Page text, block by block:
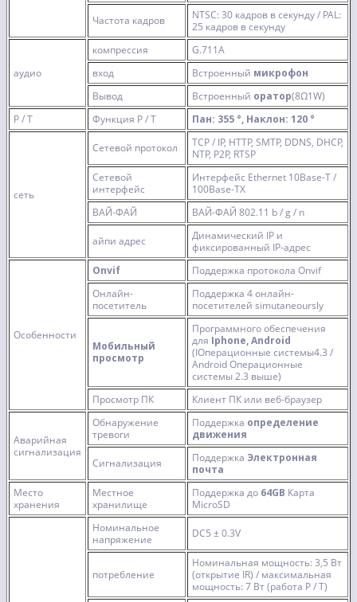
Частота кадров
NTSC: 30 кадров в секунду / PAL:
25 кадров в секунду
аудио
компрессия
G.711A
вход
Встроенный микрофон
Вывод
Встроенный оратор(8Ω1W)
P / T
Функция P / T Пан: 355 °, Наклон: 120 °
сеть
Сетевой протокол
TCP / IP, HTTP, SMTP, DDNS, DHCP,
NTP, P2P, RTSP
Сетевой
интерфейс
Интерфейс Ethernet 10Base-T /
100Base-TX
ВАЙ-ФАЙ
ВАЙ-ФАЙ 802.11 b / g / n
айпи адрес
Динамический IP и
фиксированный IP-адрес
Особенности
Onvif
Поддержка протокола Onvif
Онлайн-
посетитель
Поддержка 4 онлайн-
посетителей simutaneoursly
Мобильный
просмотр
Программного обеспечения
для Iphone, Android
(IОперационные системы4.3 /
Android Операционные
системы 2.3 выше)
Просмотр ПК
Клиент ПК или веб-браузер
Аварийная
сигнализация
Обнаружение
тревоги
Поддержка определение
движения
Сигнализация Поддержка Электронная
почта
Место
хранения
Местное
хранилище
Поддержка до 64GB Карта
MicroSD
Номинальное
напряжение
DC5 ± 0.3V
потребление
Номинальная мощность: 3,5 Вт
(открытие IR) / максимальная
мощность: 7 Вт (работа P / T)